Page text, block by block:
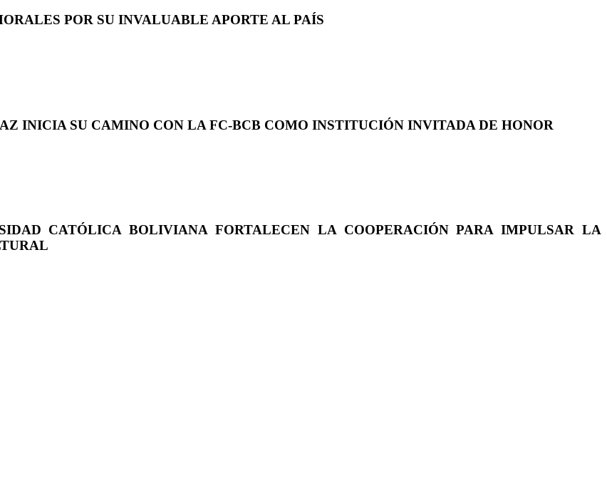
POR SU INVALUABLE APORTE AL PAÍS
INICIA SU CAMINO CON LA FC-BCB COMO INSTITUCIÓN INVITADA DE HONOR
CATÓLICA BOLIVIANA FORTALECEN LA COOPERACIÓN PARA IMPULSAR LA